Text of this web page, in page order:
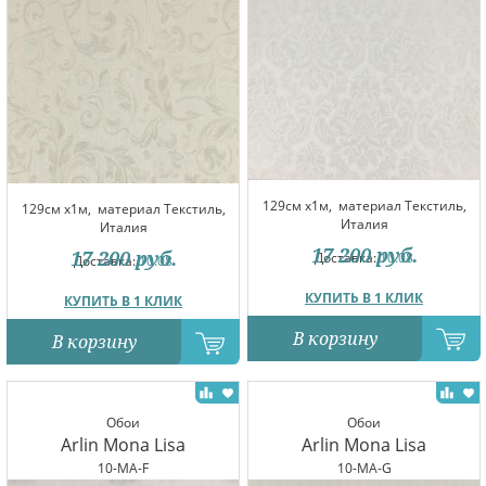
129см x1м, материал Текстиль,
Италия
Доставка:10.08
КУПИТЬ В 1 КЛИК
17 200 руб.
В корзину
129см x1м, материал Текстиль,
Италия
Доставка:10.08
КУПИТЬ В 1 КЛИК
17 200 руб.
В корзину
Обои
Arlin Mona Lisa
10-MA-F
Обои
Arlin Mona Lisa
10-MA-G